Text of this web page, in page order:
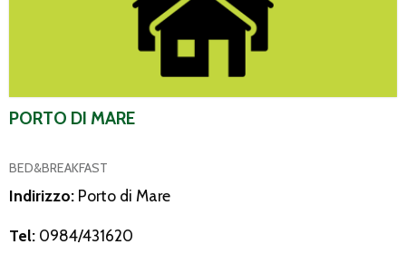
PORTO DI MARE
BED&BREAKFAST
Indirizzo: Porto di Mare
Tel: 0984/431620